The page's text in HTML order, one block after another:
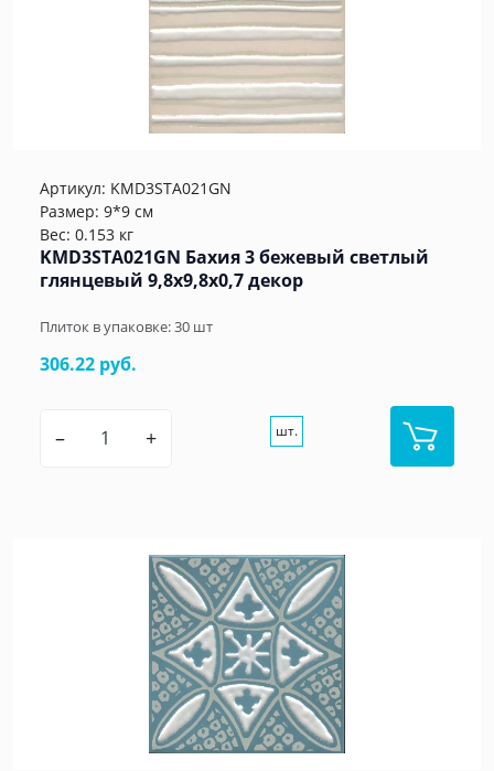
Артикул: KMD3STA021GN
Размер: 9*9 см
Вес: 0.153 кг
KMD3STA021GN Бахия 3 бежевый светлый
глянцевый 9,8x9,8x0,7 декор
Плиток в упаковке:30 шт
306.22 руб.
– + шт.